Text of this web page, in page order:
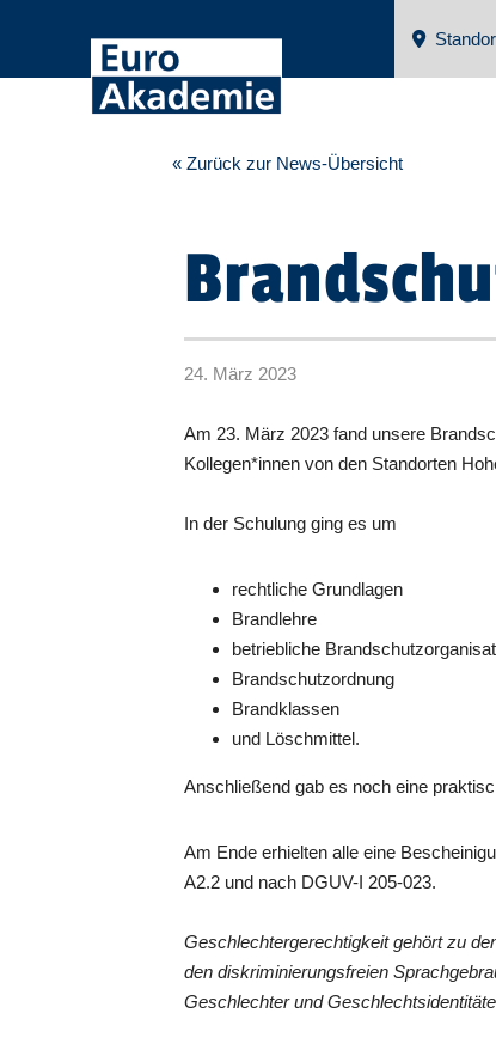
« Zurück zur News-Übersicht
24. März 2023
Am 23. März 2023 fand unsere
Kollegen*innen von den Standorten
In der Schulung ging es um
rechtliche Grundlagen
Brandlehre
betriebliche
Brandschutzordnung
Brandklassen
und Löschmittel.
Anschließend gab es noch eine
Am Ende erhielten alle eine
A2.2 und nach DGUV-I 205-023.
Geschlechtergerechtigkeit gehört zu
den diskriminierungsfreien
Geschlechter und